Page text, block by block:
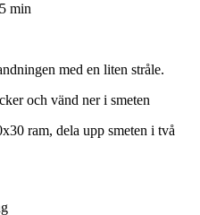
min
med en liten stråle.
och vänd ner i smeten
ram, dela upp smeten i två